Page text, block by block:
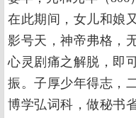
在此期间，女儿和娘
影号天，神帝弗格，
心灵剧痛之解脱，即
振。子厚少年得志，
博学弘词科，做秘书